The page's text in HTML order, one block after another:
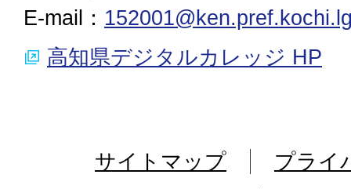
E-mail：
高知県デジタルカレッジ HP
サイトマップ
プライ